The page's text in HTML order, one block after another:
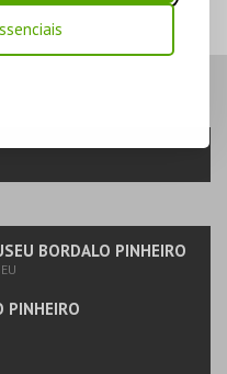
BORDALO PINHEIRO
PINHEIRO